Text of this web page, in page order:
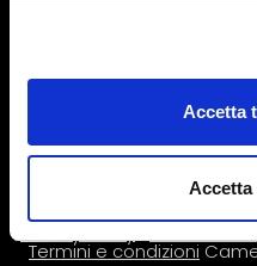
Accetta
Accetta
© L’Altra
L’intero contenuto del
informazioni riportate
paziente o una visita
leggi il
Privacy Policy|Cookie
Termini e condizioni